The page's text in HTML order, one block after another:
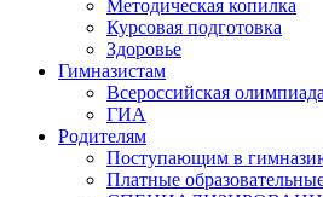
Методическая копилка
Курсовая подготовка
Здоровье
Гимназистам
Всероссийская
ГИА
Родителям
Поступающим в
Платные